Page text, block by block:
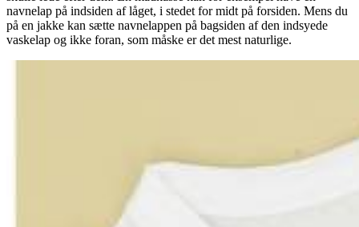
navnelap på indsiden af låget, i stedet for midt på forsiden. Mens du
på en jakke kan sætte navnelappen på bagsiden af den indsyede
vaskelap og ikke foran, som måske er det mest naturlige.